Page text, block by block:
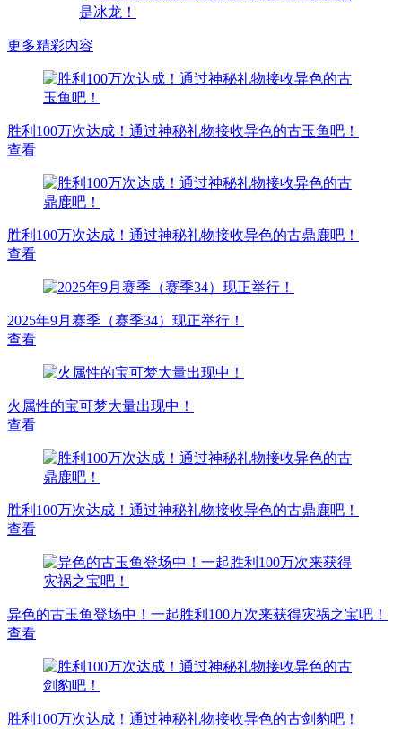
更多精彩内容
胜利100万次达成！通过神秘礼物接收异色的古玉鱼吧！
查看
胜利100万次达成！通过神秘礼物接收异色的古鼎鹿吧！
查看
2025年9月赛季（赛季34）现正举行！
查看
火属性的宝可梦大量出现中！
查看
胜利100万次达成！通过神秘礼物接收异色的古鼎鹿吧！
查看
异色的古玉鱼登场中！一起胜利100万次来获得灾祸之宝吧！
查看
胜利100万次达成！通过神秘礼物接收异色的古剑豹吧！